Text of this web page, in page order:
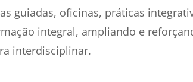
guiadas, oficinas, práticas
integral, ampliando e
interdisciplinar.